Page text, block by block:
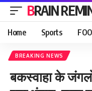
BRAIN
Home Sports
BREAKING NEWS
बकस्वाहा के